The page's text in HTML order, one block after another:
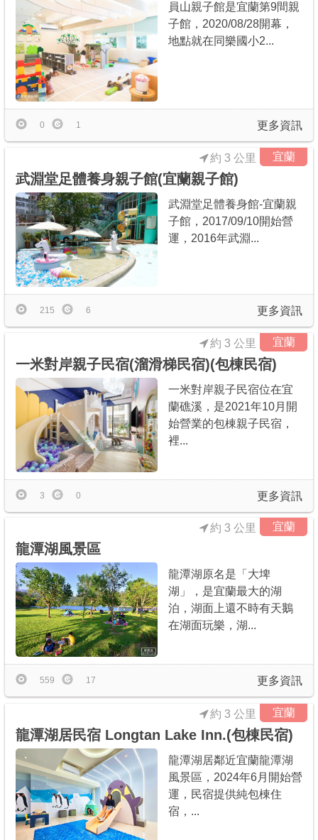
員山親子館是宜蘭第9間親
子館，2020/08/28開幕，
地點就在同樂國小2...
更多資訊
0 1
宜蘭
武淵堂足體養身親子館(宜蘭親子館)
約 3 公里
武淵堂足體養身館-宜蘭親
子館，2017/09/10開始營
運，2016年武淵...
更多資訊
215 6
宜蘭
一米對岸親子民宿(溜滑梯民宿)(包棟民宿)
約 3 公里
一米對岸親子民宿位在宜
蘭礁溪，是2021年10月開
始營業的包棟親子民宿，
裡...
更多資訊
3 0
宜蘭
龍潭湖風景區
約 3 公里
龍潭湖原名是「大埤
湖」，是宜蘭最大的湖
泊，湖面上還不時有天鵝
在湖面玩樂，湖...
更多資訊
559 17
宜蘭
龍潭湖居民宿 Longtan Lake Inn.(包棟民宿)
約 3 公里
龍潭湖居鄰近宜蘭龍潭湖
風景區，2024年6月開始營
運，民宿提供純包棟住
宿，...